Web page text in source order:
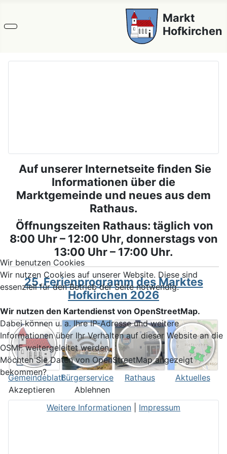
Markt
Hofkirchen
Auf unserer Internetseite finden Sie
Informationen über die
Marktgemeinde und neues aus dem
Rathaus.
Öffnungszeiten Rathaus: täglich von
8:00 Uhr – 12:00 Uhr, donnerstags von
13:00 Uhr – 17:00 Uhr.
25. Ferienprogramm des Marktes
Hofkirchen 2026
GemeindeblattBürgerservice Rathaus Aktuelles
Wir benutzen Cookies
Wir nutzen Cookies auf unserer Website. Diese sind
essenziell für den Betrieb der Seite notwendig.
Wir nutzen den Kartendienst von OpenStreetMap.
Dabei können u. a. Ihre IP-Adresse und weitere
Informationen über Ihr Verhalten auf dieser Website an die
OSMF weitergeleitet werden.
Möchten Sie Daten von OpenStreetMap angezeigt
bekommen?
Akzeptieren
Ablehnen
Weitere Informationen
Impressum